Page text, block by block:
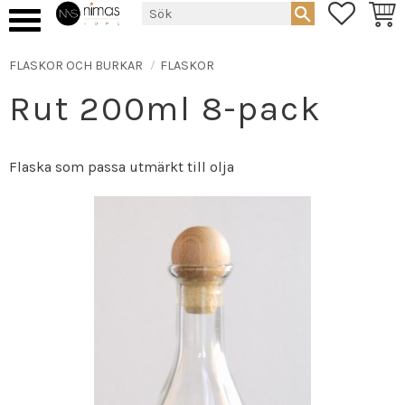
FLASKOR OCH BURKAR FLASKOR
Rut 200ml 8-pack
Flaska som passa utmärkt till olja